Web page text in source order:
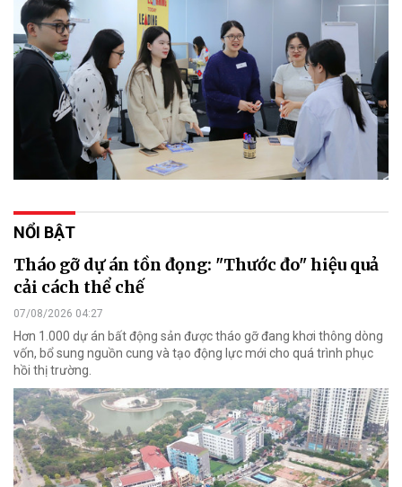
NỔI BẬT
Tháo gỡ dự án tồn đọng: "Thước đo" hiệu quả
cải cách thể chế
07/08/2026 04:27
Hơn 1.000 dự án bất động sản được tháo gỡ đang khơi thông dòng
vốn, bổ sung nguồn cung và tạo động lực mới cho quá trình phục
hồi thị trường.